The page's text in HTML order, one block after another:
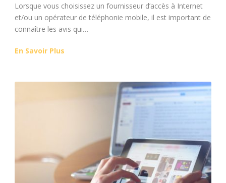
Lorsque vous choisissez un fournisseur d’accès à Internet
et/ou un opérateur de téléphonie mobile, il est important de
connaître les avis qui…
En Savoir Plus